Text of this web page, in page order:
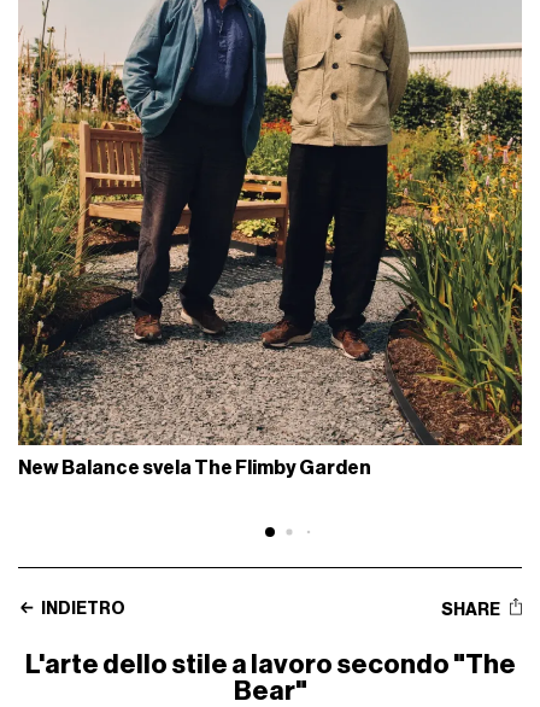
New Balance svela The Flimby Garden
INDIETRO SHARE
L'arte dello stile a lavoro secondo "The
Bear"